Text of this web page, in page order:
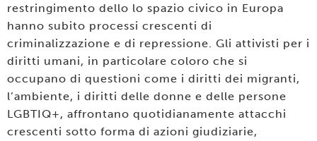
restringimento dello lo spazio civico in Europa
hanno subito processi crescenti di
criminalizzazione e di repressione. Gli attivisti per i
diritti umani, in particolare coloro che si
occupano di questioni come i diritti dei migranti,
l’ambiente, i diritti delle donne e delle persone
LGBTIQ+, affrontano quotidianamente attacchi
crescenti sotto forma di azioni giudiziarie,